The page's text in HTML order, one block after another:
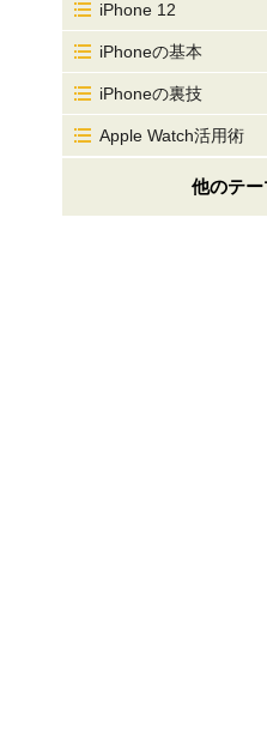
iPhone 12
iPhoneの基本
iPhoneの裏技
Apple Watch活用術
他のテ